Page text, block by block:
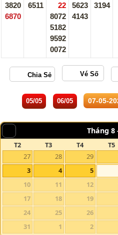
3820
6870
6511
22
8072
5182
9592
0072
5623
4143
3194
Vé Số
05/05 06/05
Tháng 8
T2 T3 T4 T5
27
28 29
3
4 5
10
11 12
17
18 19
24
25 26
31
1 2